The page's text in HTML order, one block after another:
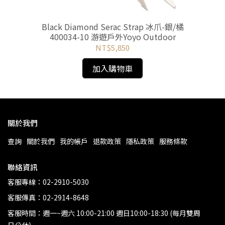
Black Diamond Serac Strap 冰爪-銀/橘
400034-10 游遊戶外Yoyo Outdoor
NT$5,850
加入購物車
關於我們
查詢 關於我們 我的帳戶 退款政策 隱私政策 服務條款
聯絡資訊
客服專線：02-2910-5030
客服傳真：02-2914-8648
客服時間：週一~週六 10:00-21:00 週日10:00-18:30 (每月雙周